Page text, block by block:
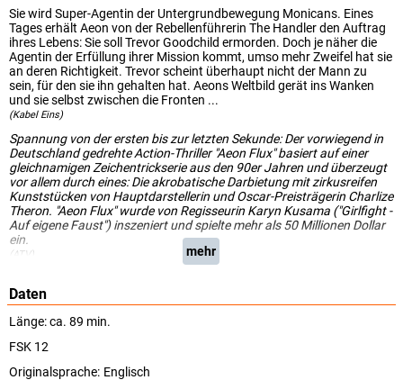
Sie wird Super-Agentin der Untergrundbewegung Monicans. Eines
Tages erhält Aeon von der Rebellenführerin The Handler den Auftrag
ihres Lebens: Sie soll Trevor Goodchild ermorden. Doch je näher die
Agentin der Erfüllung ihrer Mission kommt, umso mehr Zweifel hat sie
an deren Richtigkeit. Trevor scheint überhaupt nicht der Mann zu
sein, für den sie ihn gehalten hat. Aeons Weltbild gerät ins Wanken
und sie selbst zwischen die Fronten ...
(Kabel Eins)
Spannung von der ersten bis zur letzten Sekunde: Der vorwiegend in
Deutschland gedrehte Action-Thriller "Aeon Flux" basiert auf einer
gleichnamigen Zeichentrickserie aus den 90er Jahren und überzeugt
vor allem durch eines: Die akrobatische Darbietung mit zirkusreifen
Kunststücken von Hauptdarstellerin und Oscar-Preisträgerin Charlize
Theron. "Aeon Flux" wurde von Regisseurin Karyn Kusama ("Girlfight -
Auf eigene Faust") inszeniert und spielte mehr als 50 Millionen Dollar
ein.
(ATV) mehr
Daten
Länge: ca. 89 min.
FSK 12
Originalsprache: Englisch